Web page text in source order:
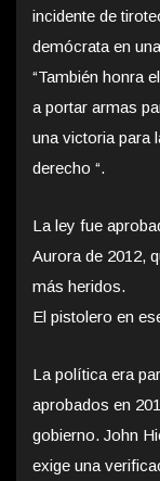
incidente de
demócrata en
“También honra
a portar armas
una victoria para
derecho “.
La ley fue
Aurora de 2012,
más heridos.
El pistolero en
La política era
aprobados en
gobierno. John
exige una